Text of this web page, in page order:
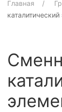
Главная